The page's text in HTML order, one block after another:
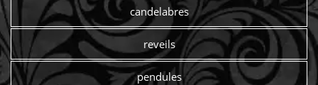
candelabres
reveils
pendules